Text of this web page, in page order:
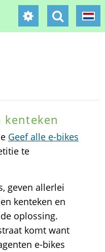
kenteken
Geef alle e-bikes
te
geven allerlei
kenteken en
oplossing.
komt want
e-bikes